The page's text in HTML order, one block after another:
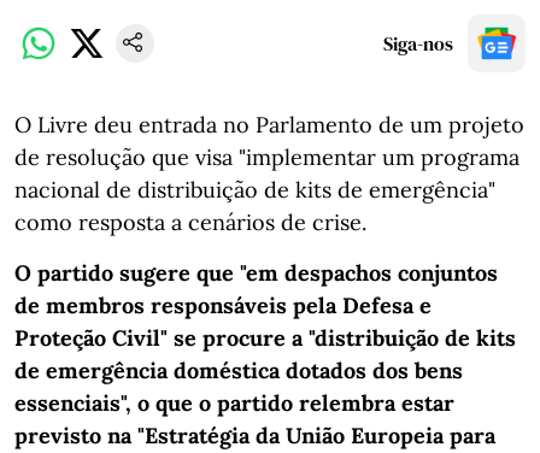
Siga-nos
O Livre deu entrada no Parlamento de um projeto
de resolução que visa "implementar um programa
nacional de distribuição de kits de emergência"
como resposta a cenários de crise.
O partido sugere que "em despachos conjuntos
de membros responsáveis pela Defesa e
Proteção Civil" se procure a "distribuição de kits
de emergência doméstica dotados dos bens
essenciais", o que o partido relembra estar
previsto na "Estratégia da União Europeia para